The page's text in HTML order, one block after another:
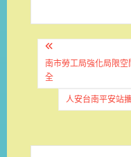
文
章
導
南市勞工局強化局限
全
人安台南平安站